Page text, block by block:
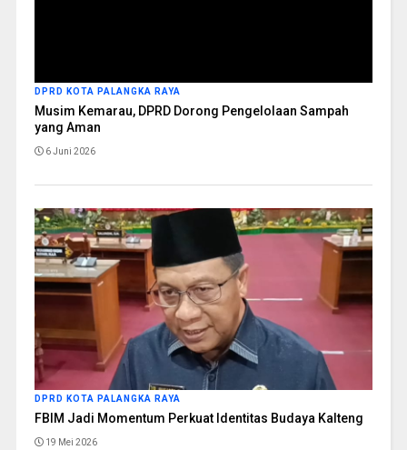
DPRD KOTA PALANGKA RAYA
Musim Kemarau, DPRD Dorong Pengelolaan Sampah
yang Aman
6 Juni 2026
DPRD KOTA PALANGKA RAYA
FBIM Jadi Momentum Perkuat Identitas Budaya Kalteng
19 Mei 2026